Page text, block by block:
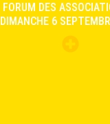
FORUM DES
DIMANCHE 6